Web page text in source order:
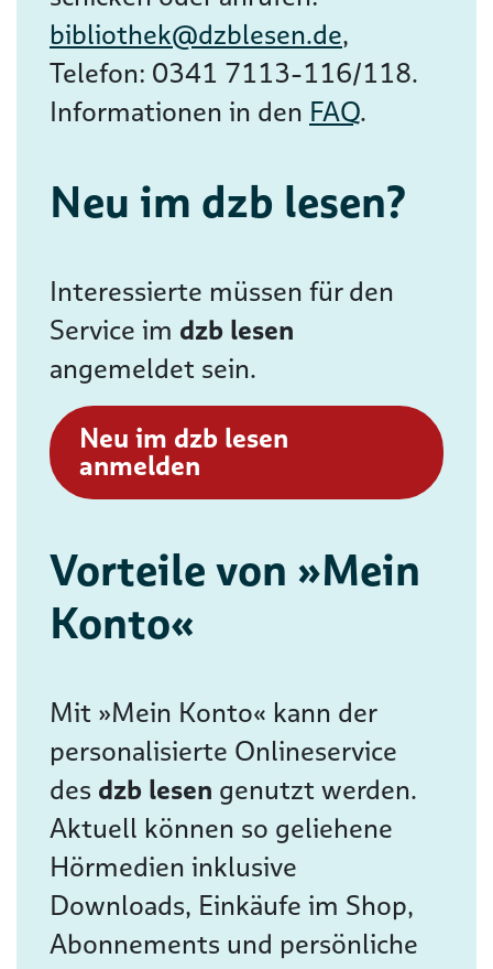
bibliothek@dzblesen.de,
Telefon: 0341 7113-116/118.
Informationen in den FAQ.
Neu im dzb lesen?
Interessierte müssen für den
Service im dzb lesen
angemeldet sein.
Neu im dzb lesen
anmelden
Vorteile von »Mein
Konto«
Mit »Mein Konto« kann der
personalisierte Onlineservice
des dzb lesen genutzt werden.
Aktuell können so geliehene
Hörmedien inklusive
Downloads, Einkäufe im Shop,
Abonnements und persönliche